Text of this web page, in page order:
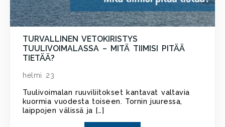
TURVALLINEN VETOKIRISTYS
TUULIVOIMALASSA – MITÄ TIIMISI PITÄÄ
TIETÄÄ?
helmi 23
Tuulivoimalan ruuviliitokset kantavat valtavia
kuormia vuodesta toiseen. Tornin juuressa,
laippojen välissä ja […]